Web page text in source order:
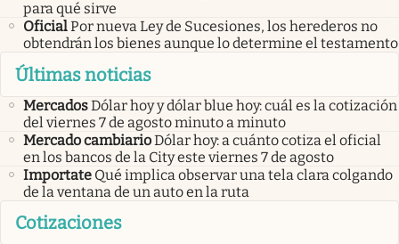
para qué sirve
OficialPor nueva Ley de Sucesiones, los herederos no
obtendrán los bienes aunque lo determine el testamento
Últimas noticias
MercadosDólar hoy y dólar blue hoy: cuál es la cotización
del viernes 7 de agosto minuto a minuto
Mercado cambiarioDólar hoy: a cuánto cotiza el oficial
en los bancos de la City este viernes 7 de agosto
Importate Qué implica observar una tela clara colgando
de la ventana de un auto en la ruta
Cotizaciones